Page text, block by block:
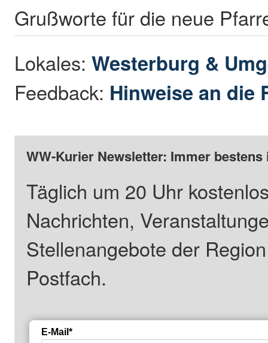
Grußworte für die neue
Lokales:Westerburg &
Feedback: Hinweise an die
WW-Kurier Newsletter: Immer
Täglich um 20 Uhr
Nachrichten,
Stellenangebote der
Postfach.
E-Mail*